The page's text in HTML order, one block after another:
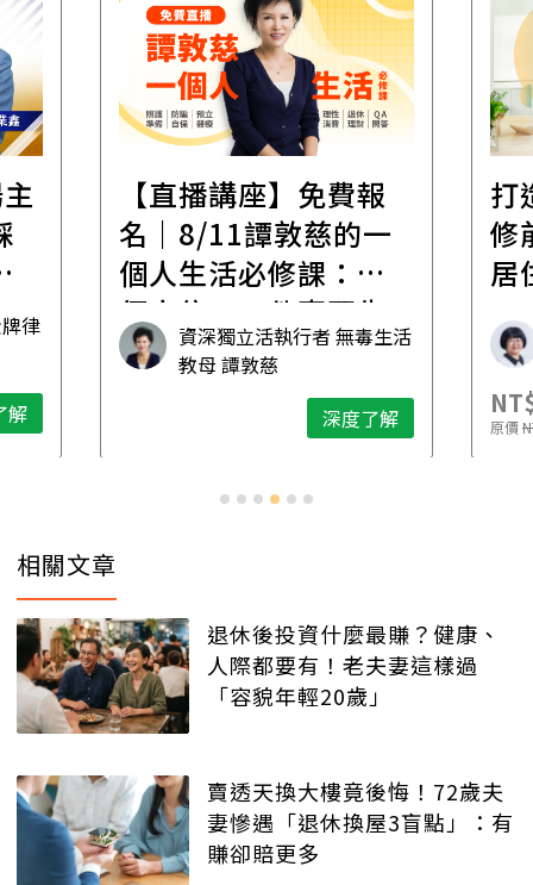
活
解
打造安心住的家｜裝
修前必懂！住到老的
居住規劃全攻略
林黛羚
深度了解 原價
相關文章
退休後投資什麼最賺？健康、
人際都要有！老夫妻這樣過
「容貌年輕20歲」
賣透天換大樓竟後悔！72歲夫
妻慘遇「退休換屋3盲點」：有
賺卻賠更多